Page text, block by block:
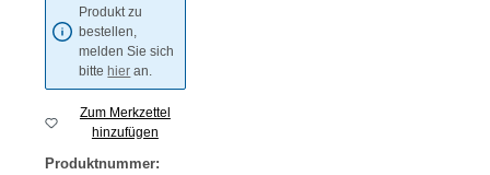
Produkt zu
bestellen,
melden Sie sich
bitte hier an.
Zum Merkzettel
hinzufügen
Produktnummer: